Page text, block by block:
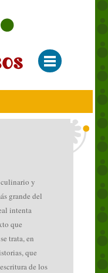
y
grande del
intenta
que
trata, en
que
de los